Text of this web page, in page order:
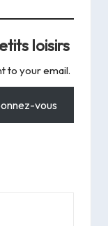
loisirs
to your email.
vous